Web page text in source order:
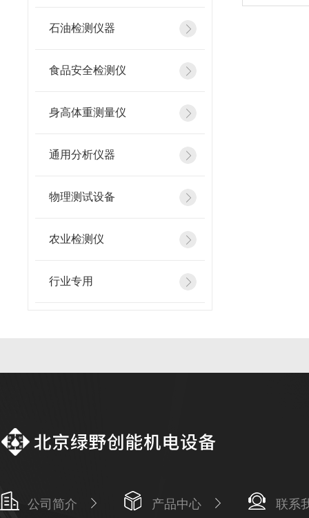
石油检测仪器
食品安全检测仪
身高体重测量仪
通用分析仪器
物理测试设备
农业检测仪
行业专用
公司简介 产品中心 联系